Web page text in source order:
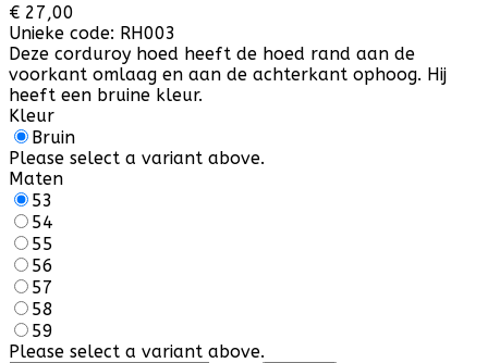
€ 27,00
Unieke code: RH003
Deze corduroy hoed heeft de hoed rand aan de
voorkant omlaag en aan de achterkant ophoog. Hij
heeft een bruine kleur.
Kleur
Bruin
Please select a variant above.
Maten
53
54
55
56
57
58
59
Please select a variant above.